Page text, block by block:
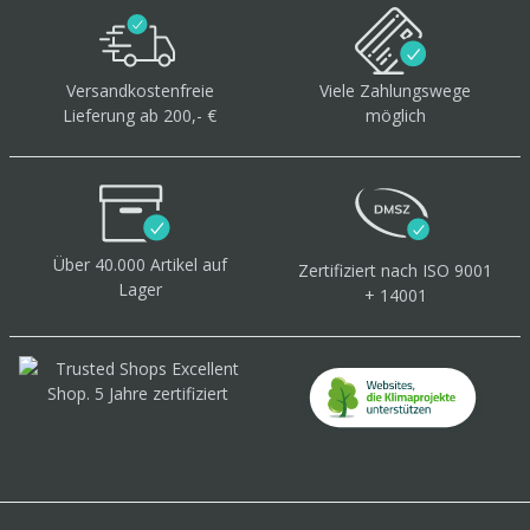
Versandkostenfreie
Lieferung ab 200,- €
Viele Zahlungswege
möglich
Über 40.000 Artikel auf
Lager
Zertifiziert nach ISO 9001
+ 14001